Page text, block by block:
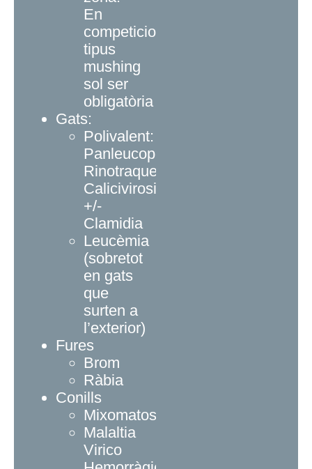
En
competicions
tipus
mushing
sol ser
obligatòria
Gats:
Polivalent:
Panleucopènia,
Rinotraqueïtis,
Calicivirosi
+/-
Clamidia
Leucèmia
(sobretot
en gats
que
surten a
l’exterior)
Fures
Brom
Ràbia
Conills
Mixomatosi
Malaltia
Virico